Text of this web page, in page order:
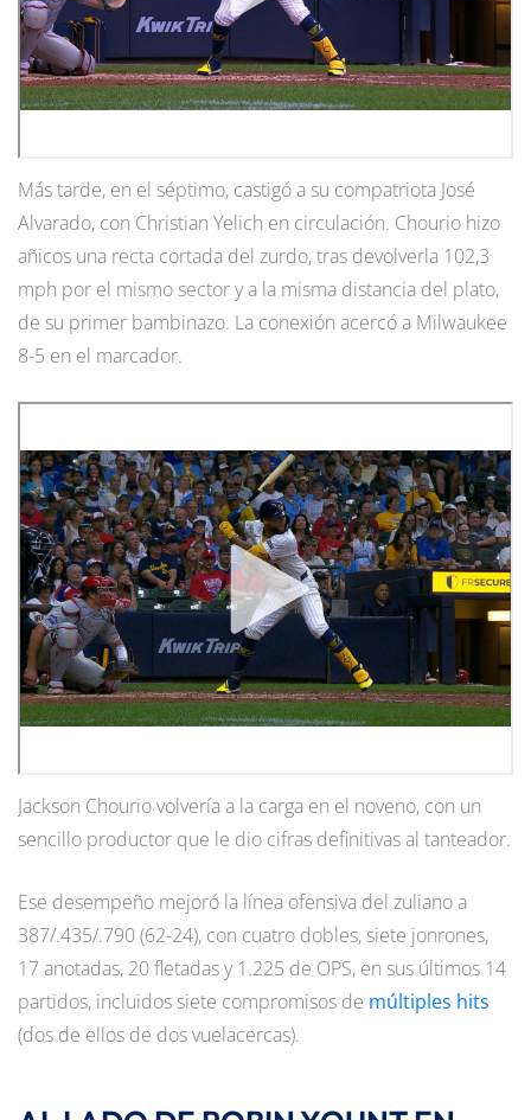
Más tarde, en el séptimo, castigó a su compatriota José
Alvarado, con Christian Yelich en circulación. Chourio hizo
añicos una recta cortada del zurdo, tras devolverla 102,3
mph por el mismo sector y a la misma distancia del plato,
de su primer bambinazo. La conexión acercó a Milwaukee
8-5 en el marcador.
Jackson Chourio volvería a la carga en el noveno, con un
sencillo productor que le dio cifras definitivas al tanteador.
Ese desempeño mejoró la línea ofensiva del zuliano a
387/.435/.790 (62-24), con cuatro dobles, siete jonrones,
17 anotadas, 20 fletadas y 1.225 de OPS, en sus últimos 14
partidos, incluidos siete compromisos de múltiples hits
(dos de ellos de dos vuelacercas).